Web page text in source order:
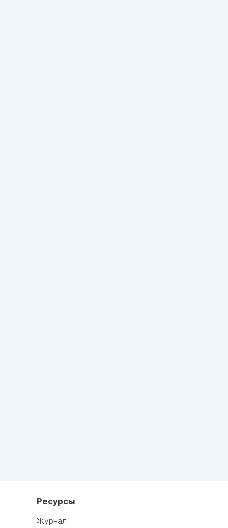
Ресурсы
Журнал